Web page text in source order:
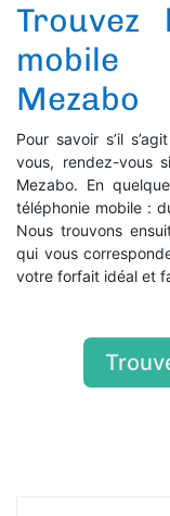
Mezabo
Pour savoir s’il
vous, rendez-vous
Mezabo. En
téléphonie mobile :
Nous trouvons
qui vous
votre forfait idéal et